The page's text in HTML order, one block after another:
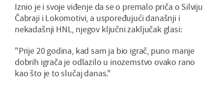
Iznio je i svoje viđenje da se o premalo priča o Silviju
Čabraji i Lokomotivi, a uspoređujući današnji i
nekadašnji HNL, njegov ključni zaključak glasi:
"Prije 20 godina, kad sam ja bio igrač, puno manje
dobrih igrača je odlazilo u inozemstvo ovako rano
kao što je to slučaj danas."